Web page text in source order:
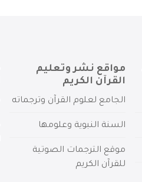
مواقع نشر وتعليم
القرآن الكريم
الجامع لعلوم القرآن وترجماته
السنة النبوية وعلومها
موقع الترجمات الصوتية
للقرآن الكريم